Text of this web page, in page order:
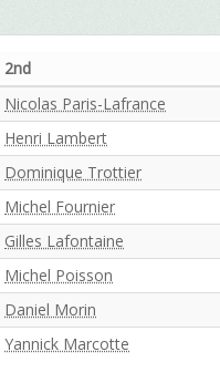
2nd
Nicolas Paris-Lafrance
Henri Lambert
Dominique Trottier
Michel Fournier
Gilles Lafontaine
Michel Poisson
Daniel Morin
Yannick Marcotte